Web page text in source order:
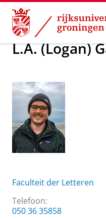
Skip
Content
Skip
Navigation
Over ons L.A.
L.A. (Logan)
Faculteit der Letteren
Telefoon:
050 36 35858